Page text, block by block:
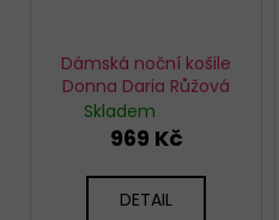
Dámská noční košile
Donna Daria Růžová
Skladem
969 Kč
DETAIL